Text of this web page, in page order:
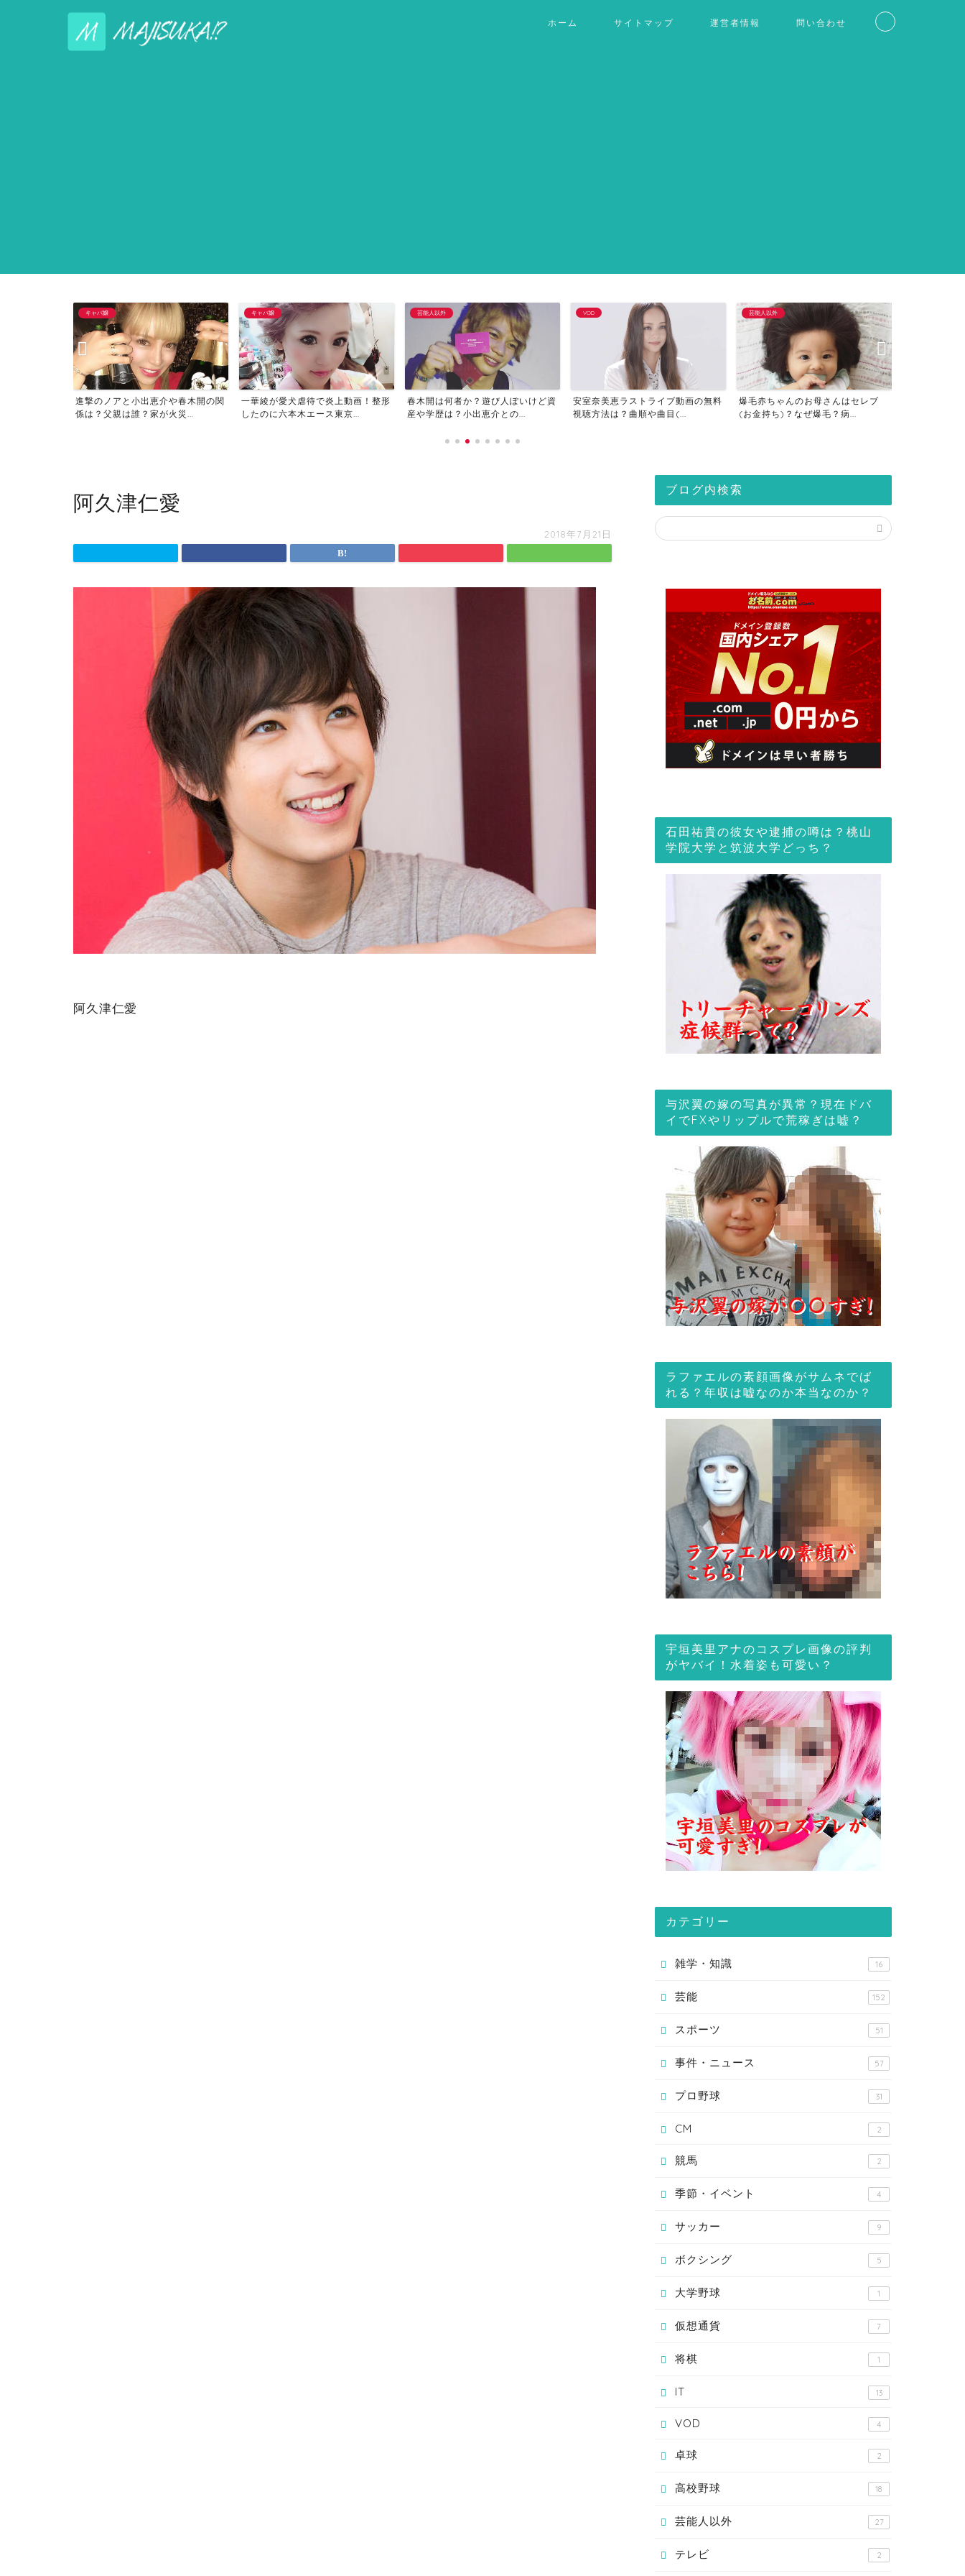
ホーム サイトマップ 運営者情報 問い合わせ
キャバ嬢
進撃のノアと小出恵介や春木開の関
係は？父親は誰？家が火災...
キャバ嬢
一華綾が愛犬虐待で炎上動画！整形
したのに六本木エース東京...
芸能人以外
春木開は何者か？遊び人ぽいけど資
産や学歴は？小出恵介との...
VOD
安室奈美恵ラストライブ動画の無料
視聴方法は？曲順や曲目(...
芸能人以外
爆毛赤ちゃんのお母さんはセレブ
(お金持ち)？なぜ爆毛？病...
阿久津仁愛
2018年7月21日
阿久津仁愛
ブログ内検索
石田祐貴の彼女や逮捕の噂は？桃山
学院大学と筑波大学どっち？
与沢翼の嫁の写真が異常？現在ドバ
イでFXやリップルで荒稼ぎは嘘？
ラファエルの素顔画像がサムネでば
れる？年収は嘘なのか本当なのか？
宇垣美里アナのコスプレ画像の評判
がヤバイ！水着姿も可愛い？
カテゴリー
雑学・知識 16
芸能 152
スポーツ 51
事件・ニュース 57
プロ野球 31
CM 2
競馬 2
季節・イベント 4
サッカー 9
ボクシング 5
大学野球 1
仮想通貨 7
将棋 1
IT 13
VOD 4
卓球 2
高校野球 18
芸能人以外 27
テレビ 2